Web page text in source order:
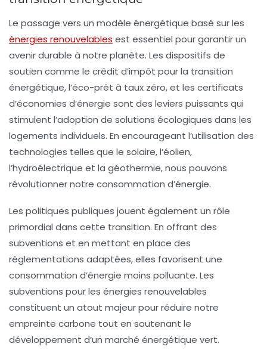
Le passage vers un modèle énergétique basé sur les
énergies renouvelables est essentiel pour garantir un
avenir durable à notre planète. Les dispositifs de
soutien comme le crédit d’impôt pour la transition
énergétique, l’éco-prêt à taux zéro, et les certificats
d’économies d’énergie sont des leviers puissants qui
stimulent l’adoption de solutions écologiques dans les
logements individuels. En encourageant l’utilisation des
technologies telles que le solaire, l’éolien,
l’hydroélectrique et la géothermie, nous pouvons
révolutionner notre consommation d’énergie.
Les politiques publiques jouent également un rôle
primordial dans cette transition. En offrant des
subventions et en mettant en place des
réglementations adaptées, elles favorisent une
consommation d’énergie moins polluante. Les
subventions pour les énergies renouvelables
constituent un atout majeur pour réduire notre
empreinte carbone tout en soutenant le
développement d’un marché énergétique vert.